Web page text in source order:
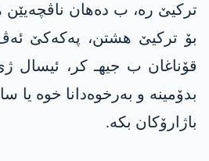
تركیێ ره‌، ب ده‌هان ناڤچه‌یێن
بۆ تركیێ هشتن، په‌كه‌كێ
قۆناغان ب جیهـ كر، ئیسال
بدۆمینه‌ و به‌رخوه‌دانا خوه‌ یا
باژارۆكان بكه‌‌.